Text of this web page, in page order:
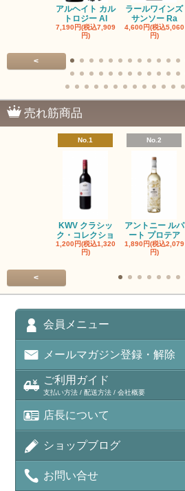
アルヘイト カル
トロジー Al
7,190円(税込7,909
円)
ラールワインズ
サンソー Ra
4,600円(税込5,060
円)
<
売れ筋商品
No.1
KWV クラシッ
ク・コレクショ
1,200円(税込1,320
円)
No.2
アントニー ルパ
ート プロテア
1,890円(税込2,079
円)
<
会員メニュー
メールマガジン登録・解除
ご利用ガイド
支払い方法 / 配送方法 / 会社概要
店長について
ショップブログ
お問い合せ